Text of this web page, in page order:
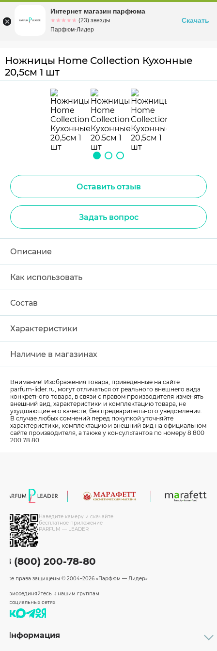
Омскул. Заозерная, 11, к. 1
Ножницы Home Collection Кухонные
20,5см 1 шт
Оставить отзыв
Задать вопрос
Описание
Как использовать
Состав
Характеристики
Наличие в магазинах
Внимание! Изображения товара, приведенные на сайте
parfum-lider.ru, могут отличаться от реального внешнего вида
конкретного товара, в связи с правом производителя изменять
внешний вид, характеристики и комплектацию товара, не
ухудшающие его качеств, без предварительного уведомления.
В случае любых сомнений перед покупкой уточняйте
характеристики, комплектацию и внешний вид на официальном
сайте производителя, а также у консультантов по номеру 8 800
200 78 80.
Наведите камеру и скачайте
бесплатное приложение
PARFUM — LEADER
8 (800) 200-78-80
Все права защищены © 2004–2026 «Парфюм — Лидер»
Присоединяйтесь к нашим группам
в социальных сетях
Информация
Интернет магазин парфюма
☆☆☆☆☆
★★★★★ (23) звезды
Парфюм-Лидер
Скачать